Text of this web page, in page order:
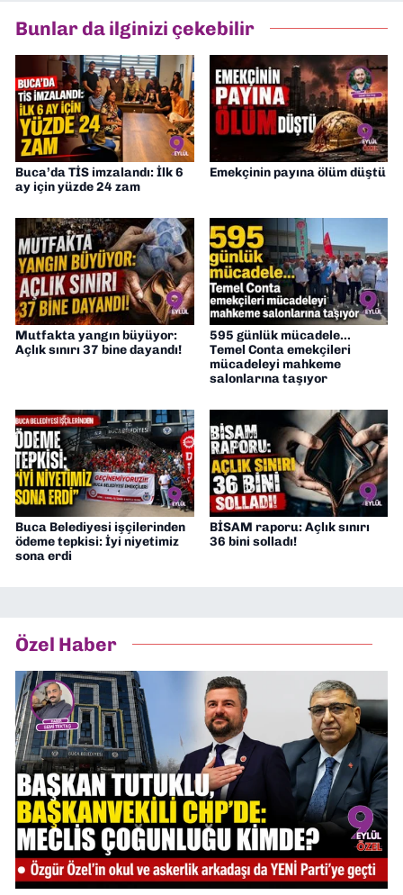
muhabirliği yapıyorum.
Bunlar da ilginizi çekebilir
Buca’da TİS imzalandı: İlk 6
ay için yüzde 24 zam
Emekçinin payına ölüm düştü
Mutfakta yangın büyüyor:
Açlık sınırı 37 bine dayandı!
595 günlük mücadele...
Temel Conta emekçileri
mücadeleyi mahkeme
salonlarına taşıyor
Buca Belediyesi işçilerinden
ödeme tepkisi: İyi niyetimiz
sona erdi
BİSAM raporu: Açlık sınırı
36 bini solladı!
Özel Haber